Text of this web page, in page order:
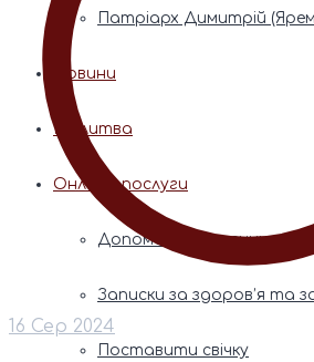
Патріарх Димитрій
Новини
Молитва
Онлайн послуги
Допомога священника
Записки за здоров’я та
Поставити свічку
16 Сер 2024